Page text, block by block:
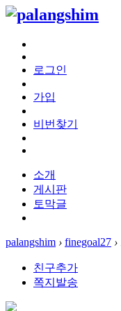
로그인
가입
비번찾기
소개
게시판
토막글
palangshim › finegoal27 ›
친구추가
쪽지발송